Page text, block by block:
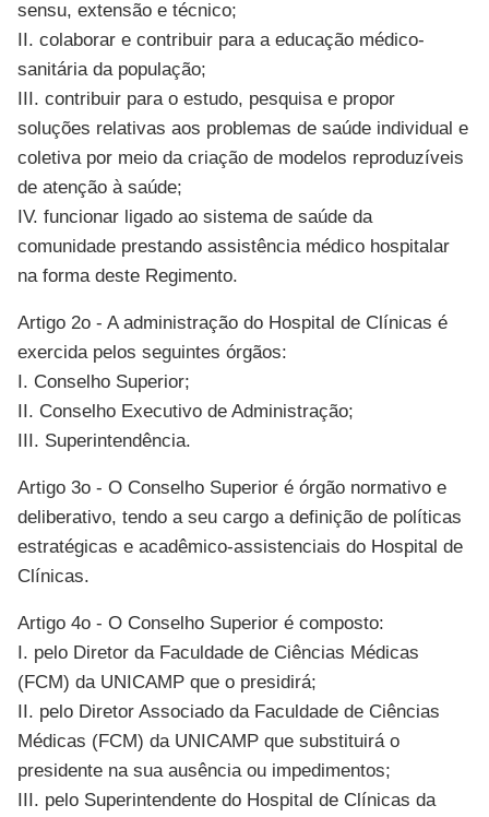
sensu, extensão e técnico;
II. colaborar e contribuir para a educação médico-
sanitária da população;
III. contribuir para o estudo, pesquisa e propor
soluções relativas aos problemas de saúde individual e
coletiva por meio da criação de modelos reproduzíveis
de atenção à saúde;
IV. funcionar ligado ao sistema de saúde da
comunidade prestando assistência médico hospitalar
na forma deste Regimento.
Artigo 2o - A administração do Hospital de Clínicas é
exercida pelos seguintes órgãos:
I. Conselho Superior;
II. Conselho Executivo de Administração;
III. Superintendência.
Artigo 3o - O Conselho Superior é órgão normativo e
deliberativo, tendo a seu cargo a definição de políticas
estratégicas e acadêmico-assistenciais do Hospital de
Clínicas.
Artigo 4o - O Conselho Superior é composto:
I. pelo Diretor da Faculdade de Ciências Médicas
(FCM) da UNICAMP que o presidirá;
II. pelo Diretor Associado da Faculdade de Ciências
Médicas (FCM) da UNICAMP que substituirá o
presidente na sua ausência ou impedimentos;
III. pelo Superintendente do Hospital de Clínicas da